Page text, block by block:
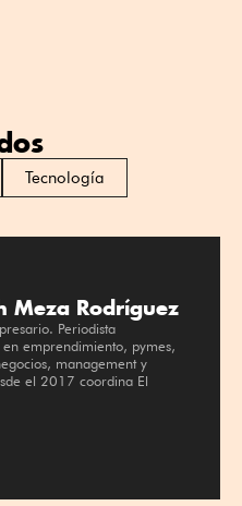
Tecnología
Meza Rodríguez
Periodista
emprendimiento, pymes,
management y
el 2017 coordina El